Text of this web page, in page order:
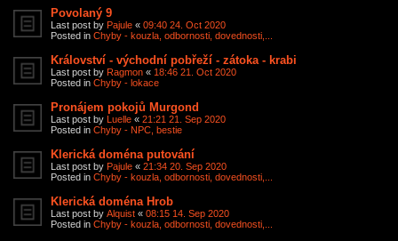
Povolaný 9
Last post by Pajule « 09:40 24. Oct 2020
Posted in Chyby - kouzla, odbornosti, dovednosti,...
Království - východní pobřeží - zátoka - krabi
Last post by Ragmon « 18:46 21. Oct 2020
Posted in Chyby - lokace
Pronájem pokojů Murgond
Last post by Luelle « 21:21 21. Sep 2020
Posted in Chyby - NPC, bestie
Klerická doména putování
Last post by Pajule « 21:34 20. Sep 2020
Posted in Chyby - kouzla, odbornosti, dovednosti,...
Klerická doména Hrob
Last post by Alquist « 08:15 14. Sep 2020
Posted in Chyby - kouzla, odbornosti, dovednosti,...